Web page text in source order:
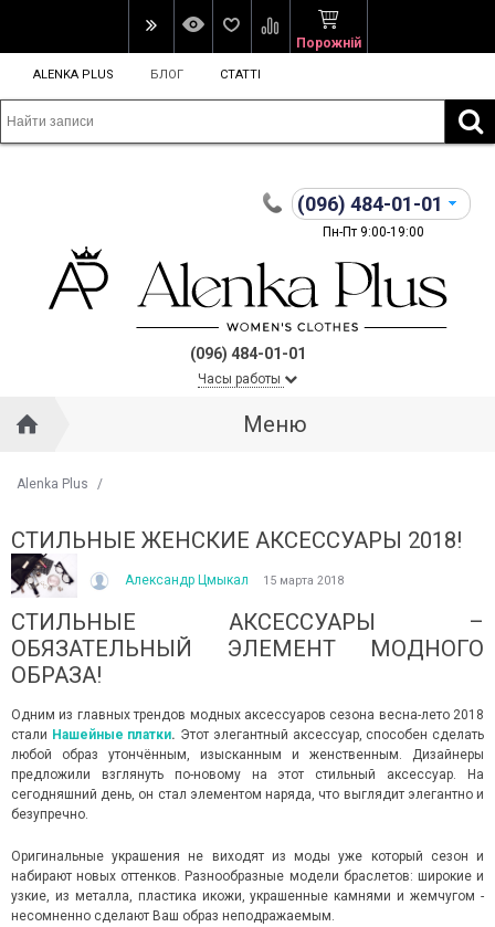
Порожній
ALENKA PLUS БЛОГ СТАТТІ
(096) 484-01-01
Пн-Пт 9:00-19:00
(096) 484-01-01
Часы работы
Меню
Alenka Plus /
ЯКЕ ПОСТІЙНО ДИВУЄ: ЯК ОДЯГАТИСЯ,
ЗРАНКУ СПЕКА, А ВВЕЧЕРІ ВЖЕ ХОЧЕТЬСЯ
літа погода ніби вирішила перевірити всіх на
до сюрпризів. Зранку світить сонце і
після обіду приходить сильний...
далі →
КУПАЛЬНИК ІЗ НАКИДКОЮ
СПІДНИЦЕЮ: ЩО ОБРАТИ
Літо — це час, коли
впевнено та комфортно.
жінок звертають увагу не
СТИЛЬНЫЕ ЖЕНСКИЕ АКСЕССУАРЫ 2018!
Александр Цмыкал 15 марта 2018
СТИЛЬНЫЕ АКСЕССУАРЫ –
ОБЯЗАТЕЛЬНЫЙ ЭЛЕМЕНТ МОДНОГО
ОБРАЗА!
Одним из главных трендов модных аксессуаров сезона весна-лето 2018
стали Нашейные платки. Этот элегантный аксессуар, способен сделать
любой образ утончённым, изысканным и женственным. Дизайнеры
предложили взглянуть по-новому на этот стильный аксессуар. На
сегодняшний день, он стал элементом наряда, что выглядит элегантно и
безупречно.
Оригинальные украшения не виходят из моды уже который сезон и
набирают новых оттенков. Разнообразные модели браслетов: широкие и
узкие, из металла, пластика икожи, украшенные камнями и жемчугом -
несомненно сделают Ваш образ неподражаемым.